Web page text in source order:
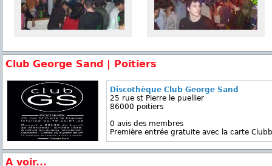
Club George Sand | Poitiers
Discothèque Club George Sand
25 rue st Pierre le puellier
86000 poitiers
0 avis des membres
Première entrée gratuite avec la carte
A voir...